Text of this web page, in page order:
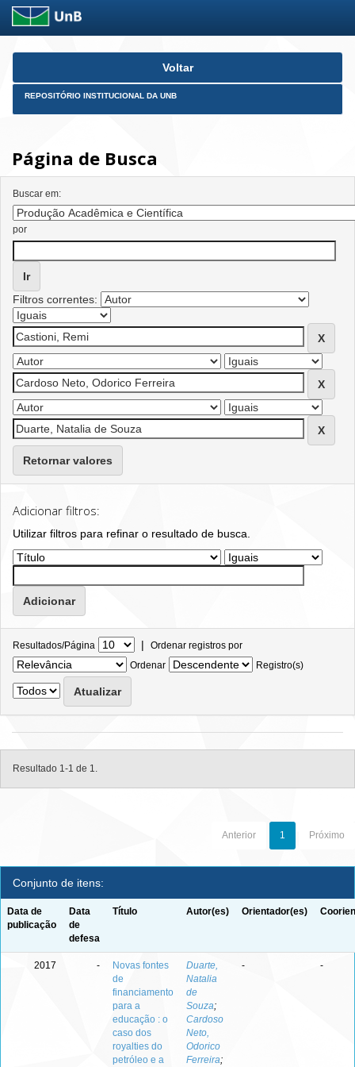
Skip
Voltar
REPOSITÓRIO INSTITUCIONAL DA UNB
Página de Busca
Buscar em:
por
Filtros correntes:
Retornar valores
Adicionar filtros:
Utilizar filtros para refinar o resultado de busca.
Resultados/Página | Ordenar registros por
Ordenar
Registro(s)
Resultado 1-1 de 1.
Anterior 1 Próximo
Conjunto de itens:
Data de
publicação
Data
de
defesa
Título Autor(es) Orientador(es)
2017 -
Novas fontes
de
financiamento
para a
educação : o
caso dos
royalties do
petróleo e a
Duarte,
Natalia
de
Souza;
Cardoso
Neto,
Odorico
Ferreira;
- -